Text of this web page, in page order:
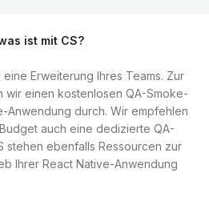
ist mit CS?
Erweiterung Ihres Teams. Zur
wir einen kostenlosen QA-Smoke-
Anwendung durch. Wir empfehlen
auch eine dedizierte QA-
stehen ebenfalls Ressourcen zur
Ihrer React Native-Anwendung